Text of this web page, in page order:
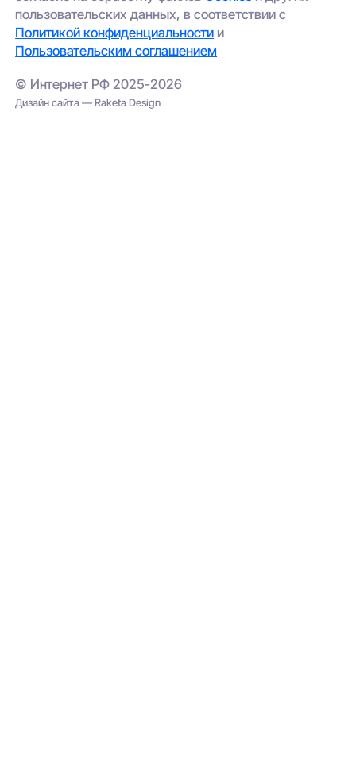
пользовательских данных, в соответствии с
Политикой конфиденциальности и
Пользовательским соглашением
© Интернет РФ 2025-2026
Дизайн сайта — Raketa Design